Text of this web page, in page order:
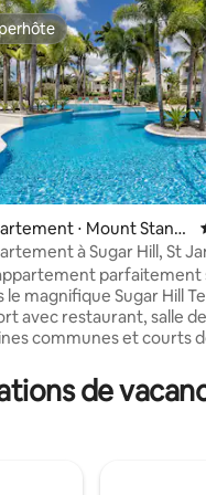
5 sur la base de 22
⋅ Mount Standf
à Sugar Hill, St
à la plage
parfaitement
le magnifique Sugar Hill
avec restaurant, salle
communes et courts
niveau de l'enclave
avec vue sur les jardins
de deux chambres,
de